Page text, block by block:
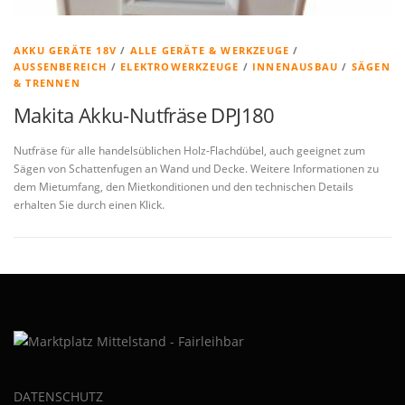
AKKU GERÄTE 18V / ALLE GERÄTE & WERKZEUGE /
AUSSENBEREICH
/ ELEKTROWERKZEUGE / INNENAUSBAU / SÄGEN
& TRENNEN
Makita Akku-Nutfräse DPJ180
Nutfräse für alle handelsüblichen Holz-Flachdübel, auch geeignet zum
Sägen von Schattenfugen an Wand und Decke. Weitere Informationen zu
dem Mietumfang, den Mietkonditionen und den technischen Details
erhalten Sie durch einen Klick.
DATENSCHUTZ